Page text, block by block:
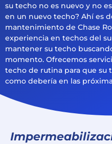
su techo no es nuevo y no
en un nuevo techo? Ahí es
mantenimiento de Chase
experiencia en techos del
mantener su techo
momento. Ofrecemos
techo de rutina para que su
como debería en las